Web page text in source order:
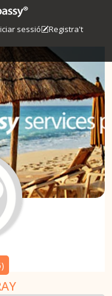
sessió
Registra't
)